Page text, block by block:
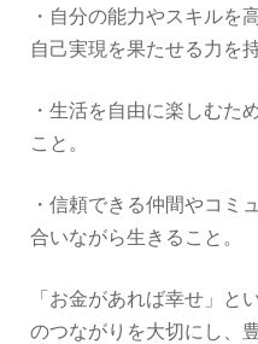
・自分の能力やスキルを
自己実現を果たせる力を
・生活を自由に楽しむた
こと。
・信頼できる仲間やコミ
合いながら生きること。
「お金があれば幸せ」と
のつながりを大切にし、